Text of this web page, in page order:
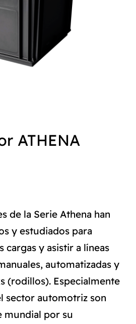
ATHENA
de la Serie Athena han
y estudiados para
cargas y asistir a líneas
automatizadas y
(rodillos). Especialmente
sector automotriz son
mundial por su